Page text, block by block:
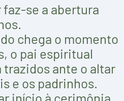
se a abertura
chega o momento
o pai espiritual
ante o altar
e os padrinhos.
início à cerimônia,